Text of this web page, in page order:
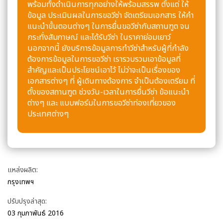
พร้อมทั้งดำเนินการทุกอย่างให้พร้อมสรรพ ตั้งแต่ ให้
ข้อมูล ประเมินผลในการขอวีซ่า จัดเตรียมเอกสาร ให้คำ
แนะนำขั้นตอนต่างๆ ในการยื่นขอวีซ่ากับสถานฑูต จน
กระทั่งสัมภาษณ์ และได้รับวีซ่า ในราคาย่อมเยาว์
นอกจากนี้ ยังบริการข้อมูลการทำวีซ่าสำหรับผู้ที่กำลัง
ต้องการข้อมูลในการขอวีซ่า เรารวบรวมเอาข้อมูลที่
สำคัญและเป็นประโยชน์เอาไว้ ไม่ว่าจะเป็นเรื่องของ
เอกสารต่างๆ ที่ ผู้เดินทางต้องการ จำเป็นต้องเตรียม ที่
ตั้งของสถานฑูต ช่วงวัน-เวลาในการยื่นวีซ่า ข้อแนะนำ
ต่างๆ และ แบบฟอร์มในการขอวีซ่าท่องเที่ยวของ
ประเทศต่างๆ
แหล่งผลิต:
กรุงเทพฯ
ปรับปรุงล่าสุด:
03 กุมภาพันธ์ 2016